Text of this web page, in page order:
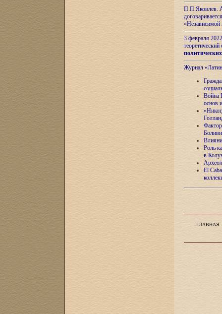
П.П.Яковлев.
«Независимой
3 февраля
теоретический
Журнал
Война
основ
Роль
в
El
ГЛАВНАЯ